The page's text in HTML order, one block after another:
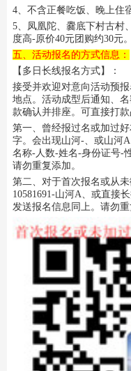
4、不含正餐吃饭、晚上住
5、凤凰陀、爨底下村古村
度高-原价40元团购约30元。
五、活动报名的方式信息：
【多日长线报名方式】：
接受并欢迎对意向活动预
地点。活动成型后通知、
款确认并排座。可直接打
第一、曾经报过名或加过
字。会出现山河-、或山河
名称-人数-姓名-身份证号-
请勿重复添加。
第二、对于首次报名或从
10581691-山河A、或直接
发送报名信息同上。请勿重